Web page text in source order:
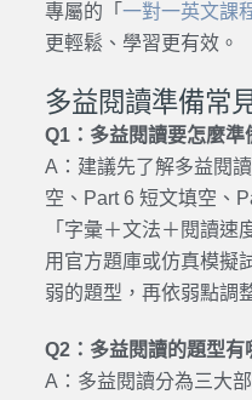
專屬的「 一對一英文課
更輕鬆、學習更有效。
多益閱讀準備常
Q1：多益閱讀要怎麼準
A：建議先了解多益閱
空、Part 6 短文填空、
「字彙＋文法＋閱讀
用官方題庫或仿真模擬
弱的題型，再依弱點調
Q2：多益閱讀的題型有
A：多益閱讀分為三大